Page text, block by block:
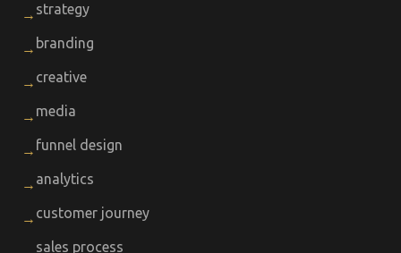
→ strategy
→ branding
→ creative
→ media
→ funnel design
→ analytics
→ customer journey
sales process